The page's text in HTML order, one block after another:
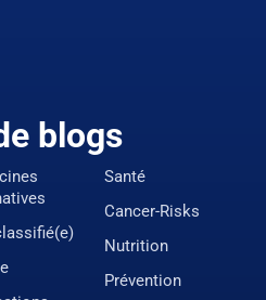
blogs
Santé
Cancer-Risks
Nutrition
Prévention